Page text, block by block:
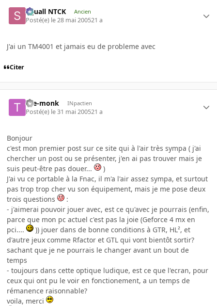
Squall NTCK Ancien
Posté(e) le 28 mai 200521 a
J'ai un TM4001 et jamais eu de probleme avec
Citer
the-monk INpactien
Posté(e) le 31 mai 200521 a
Bonjour
c'est mon premier post sur ce site qui à l'air très sympa ( j'ai
chercher un post ou se présenter, j'en ai pas trouver mais je
suis peut-être pas douer...
)
J'ai vu ce portable à la Fnac, il m'a l'air assez sympa, et surtout
pas trop trop cher vu son équipement, mais je me pose deux
trois questions
:
- j'aimerai pouvoir jouer avec, est ce qu'avec je pourrais (enfin,
parce que mon pc actuel c'est pas la joie (Geforce 4 mx en
pci....
)) jouer dans de bonne conditions à GTR, HL², et
d'autre jeux comme Rfactor et GTL qui vont bientôt sortir?
sachant que je ne pourrais le changer avant un bout de
temps
- toujours dans cette optique ludique, est ce que l'ecran, pour
ceux qui ont pu le voir en fonctionement, a un temps de
rémanence raisonnable?
voila, merci